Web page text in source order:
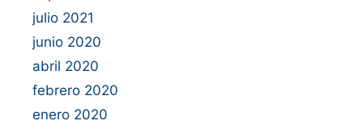
julio 2021
junio 2020
abril 2020
febrero 2020
enero 2020